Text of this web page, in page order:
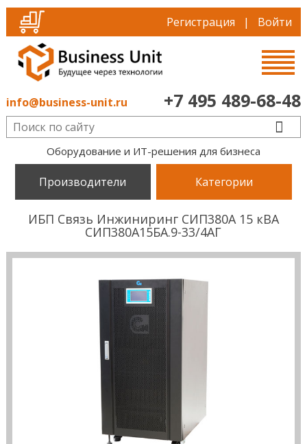
Регистрация | Войти
info@business-unit.ru +7 495 489-68-48
Оборудование и ИТ-решения для бизнеса
Производители Категории
ИБП Связь Инжиниринг СИП380А 15 кВА
СИП380А15БА.9-33/4АГ